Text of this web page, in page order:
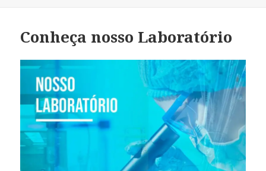
Conheça nosso Laboratório